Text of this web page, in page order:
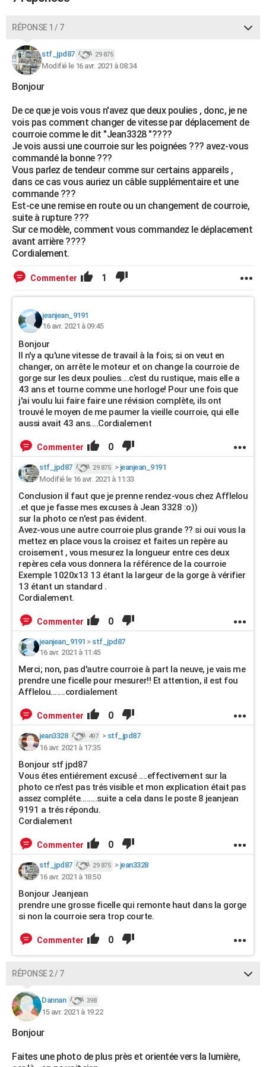
RÉPONSE 1 / 7
stf_jpd87 29 875
Modifié le 16 avr. 2021 à 08:34
Bonjour
De ce que je vois vous n'avez que deux poulies , donc, je ne
vois pas comment changer de vitesse par déplacement de
courroie comme le dit "Jean3328 "????
Je vois aussi une courroie sur les poignées ??? avez-vous
commandé la bonne ???
Vous parlez de tendeur comme sur certains appareils ,
dans ce cas vous auriez un câble supplémentaire et une
commande ???
Est-ce une remise en route ou un changement de courroie,
suite à rupture ???
Sur ce modèle, comment vous commandez le déplacement
avant arrière ????
Cordialement.
Commenter 1
jeanjean_9191
16 avr. 2021 à 09:45
Bonjour
Il n'y a qu'une vitesse de travail à la fois; si on veut en
changer, on arrête le moteur et on change la courroie de
gorge sur les deux poulies....c’est du rustique, mais elle a
43 ans et tourne comme une horloge! Pour une fois que
j'ai voulu lui faire faire une révision complète, ils ont
trouvé le moyen de me paumer la vieille courroie, qui elle
aussi avait 43 ans....Cordialement
Commenter 0
stf_jpd87 29 875 > jeanjean_9191
Modifié le 16 avr. 2021 à 11:33
Conclusion il faut que je prenne rendez-vous chez Afflelou
.et que je fasse mes excuses à Jean 3328 :o))
sur la photo ce n'est pas évident.
Avez-vous une autre courroie plus grande ?? si oui vous la
mettez en place vous la croisez et faites un repère au
croisement , vous mesurez la longueur entre ces deux
repères cela vous donnera la référence de la courroie
Exemple 1020x13 13 étant la largeur de la gorge à vérifier
13 étant un standard .
Cordialement.
Commenter 0
jeanjean_9191 > stf_jpd87
16 avr. 2021 à 11:45
Merci; non, pas d'autre courroie à part la neuve, je vais me
prendre une ficelle pour mesurer!! Et attention, il est fou
Afflelou.......cordialement
Commenter 0
jean3328 497 > stf_jpd87
16 avr. 2021 à 17:35
Bonjour stf jpd87
Vous étes entiérement excusé ....effectivement sur la
photo ce n'est pas trés visible et mon explication était pas
assez compléte........suite a cela dans le poste 8 jeanjean
9191 a trés répondu.
Cordialement
Commenter 0
stf_jpd87 29 875 > jean3328
16 avr. 2021 à 18:50
Bonjour Jeanjean
prendre une grosse ficelle qui remonte haut dans la gorge
si non la courroie sera trop courte.
Commenter 0
RÉPONSE 2 / 7
Dannan 398
15 avr. 2021 à 19:22
Bonjour
Faites une photo de plus près et orientée vers la lumière,